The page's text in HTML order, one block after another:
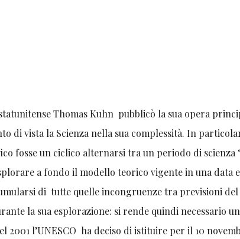
Thomas Kuhn pubblicò la sua opera
di vista la Scienza nella sua complessità. In
fosse un ciclico alternarsi tra un periodo di scienza
a fondo il modello teorico vigente in una data
di tutte quelle incongruenze tra previsioni
la sua esplorazione: si rende quindi necessario
2001 l’UNESCO ha deciso di istituire per il 10